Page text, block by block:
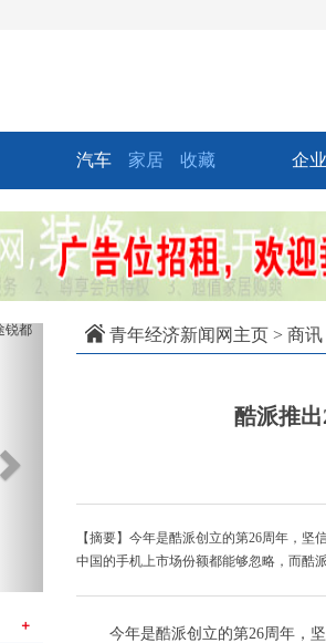
汽车 家居 收藏 企业
Next
＋
青年经济新闻网主页 > 商讯
酷派推
【摘要】今年是酷派创立的第26周年，
中国的手机上市场份额都能够忽略，而酷
今年是酷派创立的第26周年，